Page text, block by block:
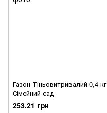
Газон Тіньовитривалий 0,4 кг
Сімейний сад
253.21 грн